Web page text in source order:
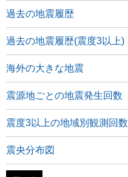
過去の地震履歴
過去の地震履歴(震度3以上)
海外の大きな地震
震源地ごとの地震発生回数
震度3以上の地域別観測回数
震央分布図